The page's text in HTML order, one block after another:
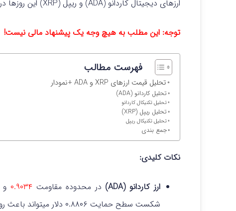
ارزهای دیجیتال کاردانو (ADA) و ریپل (XRP) این روزها در مرکز توجه معامله گران قرار گرفته اند.
توجه: این مطلب به هیچ وجه یک پیشنهاد مالی نیست!
فهرست مطالب
تحلیل قیمت ارزهای XRP و ADA +نمودار
تحلیل کاردانو (ADA)
تحلیل تکنیکال کاردانو
تحلیل ریپل (XRP)
تحلیل تکنیکال ریپل
جمع بندی
نکات کلیدی:
ارز کاردانو (ADA) در محدوده مقاومت ۰.۹۰۳۴ و
شکست سطح حمایت ۰.۸۸۰۶ دلار میتواند باعث روند نزولی تا ۰.۸۵ و ۰.۸۰ دلار شود.